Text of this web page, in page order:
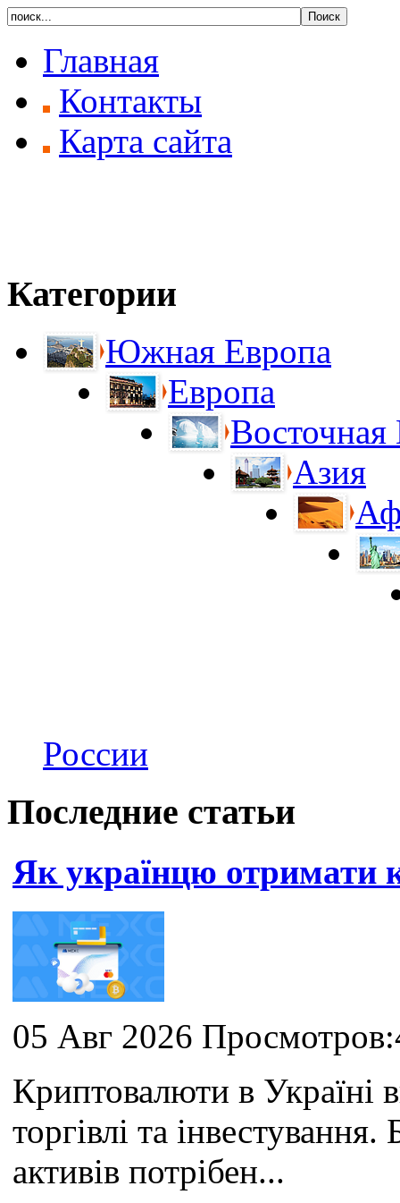
Главная
Контакты
Карта сайта
Категории
Южная Европа
Европа
Восточная
Азия
России
Последние статьи
Як українцю отримати
05 Авг 2026
Криптовалюти в Україні
торгівлі та
активів потрібен...